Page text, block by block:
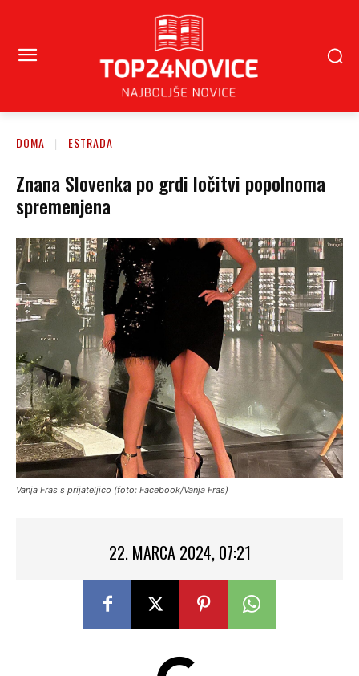
DOMA ESTRADA
Znana Slovenka po grdi ločitvi popolnoma
spremenjena
Vanja Fras s prijateljico (foto: Facebook/Vanja Fras)
22. MARCA 2024, 07:21